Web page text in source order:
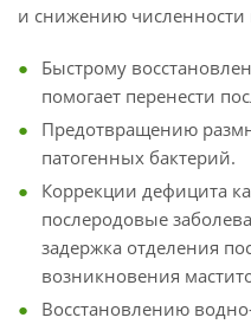
и снижению численности
Быстрому
помогает перенести
Предотвращению
патогенных бактерий.
Коррекции дефицита
послеродовые
задержка отделения
возникновения
Восстановлению